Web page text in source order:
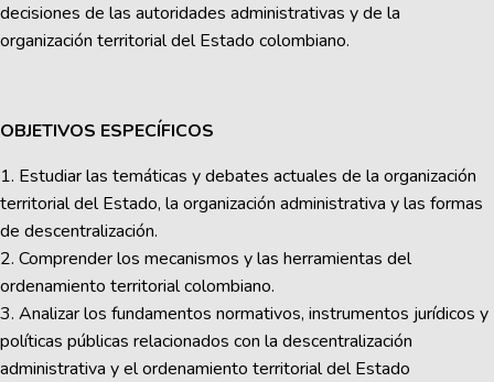
decisiones de las autoridades administrativas y de la
organización territorial del Estado colombiano.
OBJETIVOS ESPECÍFICOS
1. Estudiar las temáticas y debates actuales de la organización
territorial del Estado, la organización administrativa y las formas
de descentralización.
2. Comprender los mecanismos y las herramientas del
ordenamiento territorial colombiano.
3. Analizar los fundamentos normativos, instrumentos jurídicos y
políticas públicas relacionados con la descentralización
administrativa y el ordenamiento territorial del Estado